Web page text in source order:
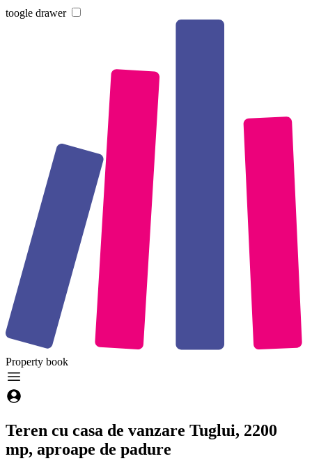
toogle drawer
Property book
Teren cu casa de vanzare Tuglui, 2200
mp, aproape de padure